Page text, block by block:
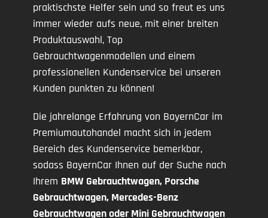
praktischste Helfer sein und so freut es uns
immer wieder aufs neue, mit einer breiten
Produktauswahl, Top
Gebrauchtwagenmodellen und einem
professionellen Kundenservice bei unseren
Kunden punkten zu können!
Die jahrelange Erfahrung von BayernCar im
Premiumautohandel macht sich in jedem
Bereich des Kundenservice bemerkbar,
sodass BayernCar Ihnen auf der Suche nach
Ihrem BMW Gebrauchtwagen, Porsche
Gebrauchtwagen, Mercedes-Benz
Gebrauchtwagen oder Mini Gebrauchtwagen